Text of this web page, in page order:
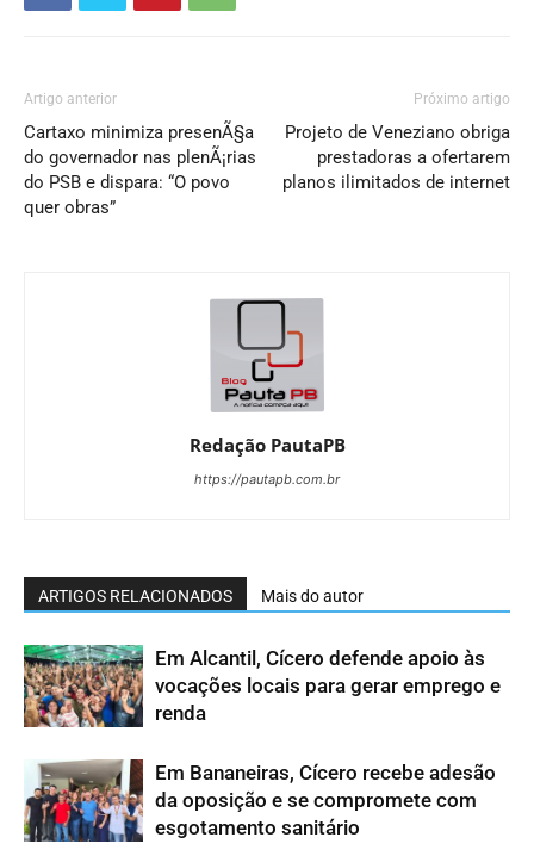
Artigo anterior
Cartaxo minimiza presenÃ§a
do governador nas plenÃ¡rias
do PSB e dispara: “O povo
quer obras”
Próximo artigo
Projeto de Veneziano obriga
prestadoras a ofertarem
planos ilimitados de internet
Redação PautaPB
https://pautapb.com.br
ARTIGOS RELACIONADOS Mais do autor
Em Alcantil, Cícero defende apoio às
vocações locais para gerar emprego e
renda
Em Bananeiras, Cícero recebe adesão
da oposição e se compromete com
esgotamento sanitário